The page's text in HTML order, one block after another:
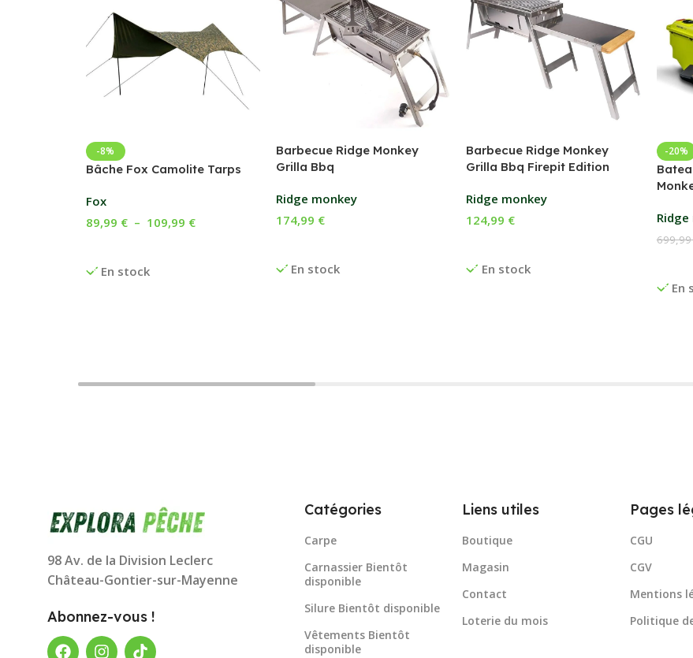
-8%
Bâche Fox Camolite Tarps
Fox
En stock
89,99 € – 109,99 €
Barbecue Ridge Monkey
Grilla Bbq
Ridge monkey
En stock
174,99 €
Barbecue Ridge Monkey
Grilla Bbq Firepit Edition
Ridge monkey
En stock
124,99 €
-20%
En
98 Av. de la Division Leclerc
Château-Gontier-sur-Mayenne
Abonnez-vous !
Catégories
Carpe
Carnassier Bientôt
disponible
Silure Bientôt disponible
Vêtements Bientôt
disponible
Liens utiles
Boutique
Magasin
Contact
Loterie du mois
Pages
CGU
CGV
Mentions
Politique